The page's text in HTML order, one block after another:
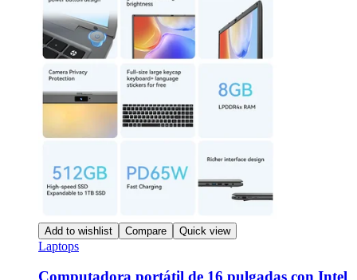
Add to wishlist Compare Quick view
Laptops
Computadora portátil de 16 pulgadas con Intel